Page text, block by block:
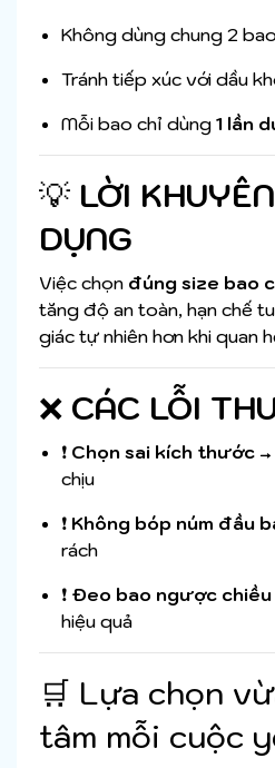
Không dùng chung 2
Tránh tiếp xúc với dầu
Mỗi bao chỉ dùng 1 lần
💡 LỜI
DỤNG
Việc chọn đúng size bao
tăng độ an toàn, hạn chế
giác tự nhiên hơn khi quan
❌ CÁC LỖI
❗ Chọn sai kích thước
chịu
❗ Không bóp núm đầu
rách
❗ Đeo bao ngược chiều
hiệu quả
🛒 Lựa chọn
tâm mỗi cuộc